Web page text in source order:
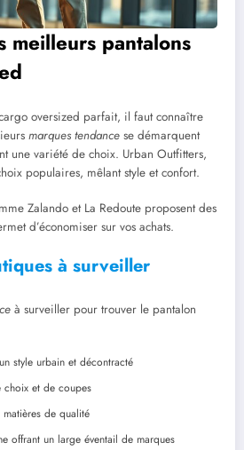
meilleurs pantalons
oversized parfait, il faut connaître
marques tendance se démarquent
une variété de choix. Urban Outfitters,
populaires, mêlant style et confort.
Zalando et La Redoute proposent des
d’économiser sur vos achats.
à surveiller
à surveiller pour trouver le pantalon
style urbain et décontracté
et de coupes
de qualité
offrant un large éventail de marques